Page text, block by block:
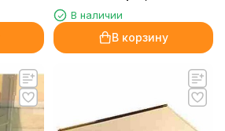
(Hark)В наличии
В корзину